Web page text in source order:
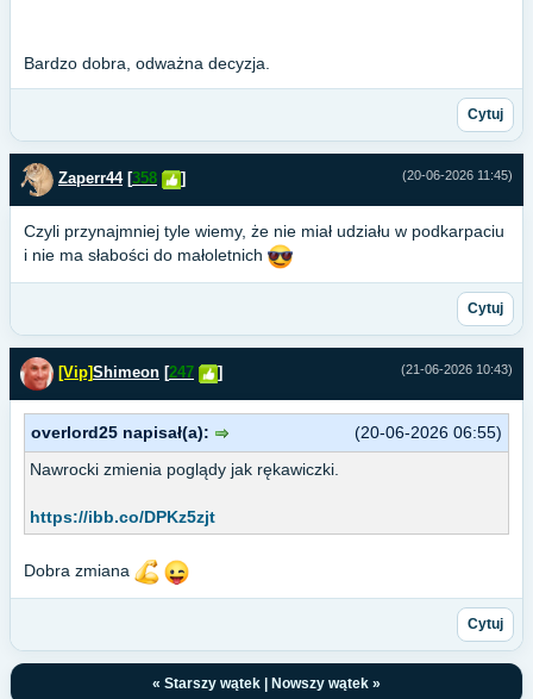
Bardzo dobra, odważna decyzja.
Cytuj
(20-06-2026 11:45)
Zaperr44 [358 ]
Czyli przynajmniej tyle wiemy, że nie miał udziału w podkarpaciu
i nie ma słabości do małoletnich
Cytuj
(21-06-2026 10:43)
[Vip]Shimeon [247 ]
(20-06-2026 06:55)
overlord25 napisał(a):
Nawrocki zmienia poglądy jak rękawiczki.
https://ibb.co/DPKz5zjt
Dobra zmiana
Cytuj
« Starszy wątek | Nowszy wątek »